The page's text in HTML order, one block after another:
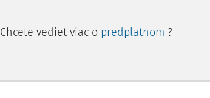
Chcete vedieť viac o predplatnom ?